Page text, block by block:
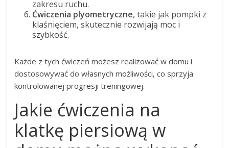
zakresu ruchu.
Ćwiczenia plyometryczne, takie jak pompki z
klaśnięciem, skutecznie rozwijają moc i
szybkość.
Każde z tych ćwiczeń możesz realizować w domu i
dostosowywać do własnych możliwości, co sprzyja
kontrolowanej progresji treningowej.
Jakie ćwiczenia na
klatkę piersiową w